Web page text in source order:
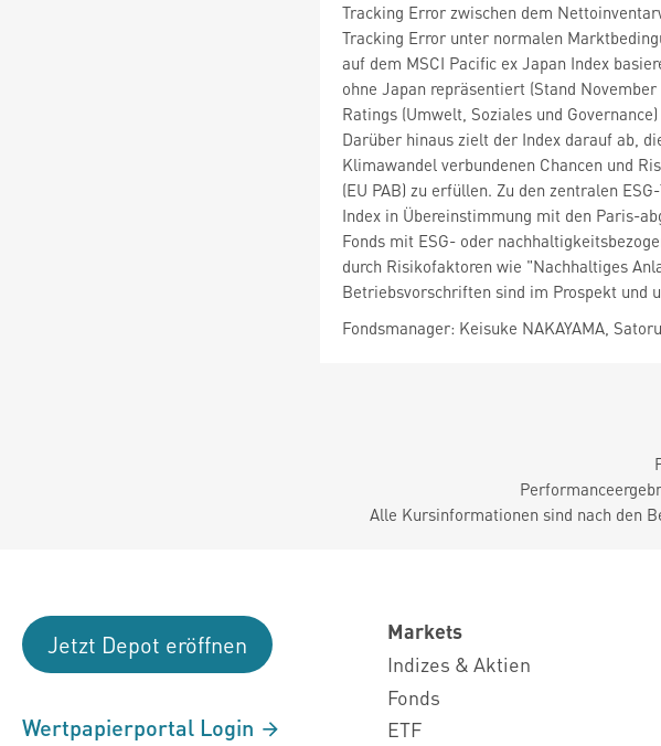
Tracking Error zwischen dem
Tracking Error unter normalen
auf dem MSCI Pacific ex Japan Index
ohne Japan repräsentiert (Stand
Ratings (Umwelt, Soziales und
Darüber hinaus zielt der Index darauf ab,
Klimawandel verbundenen Chancen und
(EU PAB) zu erfüllen. Zu den zentralen
Index in Übereinstimmung mit den Paris-
Fonds mit ESG- oder
durch Risikofaktoren wie "Nachhaltiges
Betriebsvorschriften sind im Prospekt und
Fondsmanager: Keisuke NAKAYAMA,
Alle Kursinformationen sind nach den
Jetzt Depot eröffnen
Wertpapierportal Login
Markets
Indizes & Aktien
Fonds
ETF